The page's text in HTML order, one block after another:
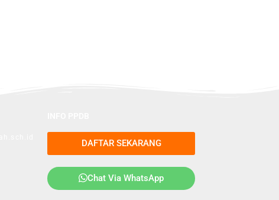
DAFTAR SEKARANG
Chat Via WhatsApp